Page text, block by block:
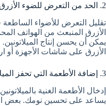
2. الحد من التعرض للضوء الأزرق
تقليل التعرض للأضواء
الأزرق المنبعث من الهواتف
يمكن أن يحسن إنتاج
الأزرق على شاشات الأجهزة أو
3. إضافة الأطعمة التي تحفز الميلاتونين
إدخال الأطعمة الغنية
يساعد على تحسين نومك. بعض